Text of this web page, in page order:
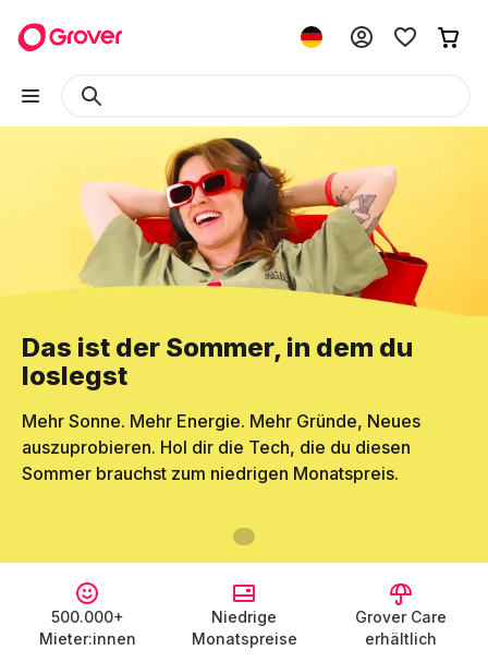
Das ist der Sommer, in dem du
loslegst
Mehr Sonne. Mehr Energie. Mehr Gründe, Neues
auszuprobieren. Hol dir die Tech, die du diesen
Sommer brauchst zum niedrigen Monatspreis.
500.000+
Mieter:innen
Niedrige
Monatspreise
Grover Care
erhältlich